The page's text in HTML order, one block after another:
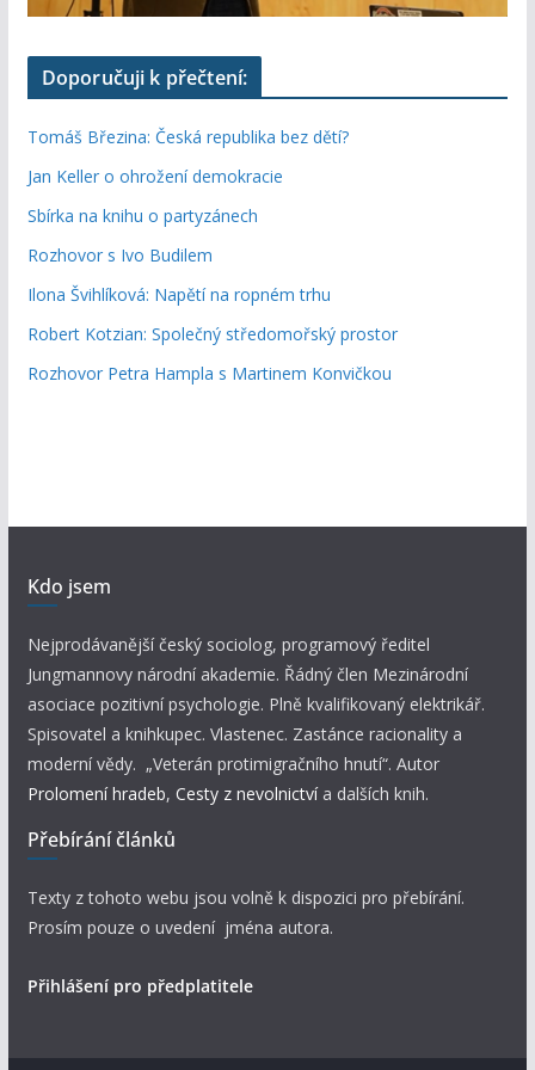
Doporučuji k přečtení:
Tomáš Březina: Česká republika bez dětí?
Jan Keller o ohrožení demokracie
Sbírka na knihu o partyzánech
Rozhovor s Ivo Budilem
Ilona Švihlíková: Napětí na ropném trhu
Robert Kotzian: Společný středomořský prostor
Rozhovor Petra Hampla s Martinem Konvičkou
Kdo jsem
Nejprodávanější český sociolog, programový ředitel
Jungmannovy národní akademie. Řádný člen Mezinárodní
asociace pozitivní psychologie. Plně kvalifikovaný elektrikář.
Spisovatel a knihkupec. Vlastenec. Zastánce racionality a
moderní vědy. „Veterán protimigračního hnutí“. Autor
Prolomení hradeb, Cesty z nevolnictví a dalších knih.
Přebírání článků
Texty z tohoto webu jsou volně k dispozici pro přebírání.
Prosím pouze o uvedení jména autora.
Přihlášení pro předplatitele